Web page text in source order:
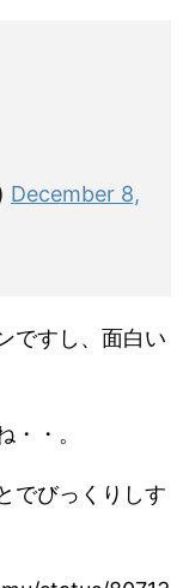
December 8,
ですし、面白い
・。
でびっくりしす